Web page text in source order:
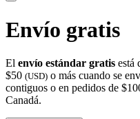
Envío gratis
El envío estándar gratis está
$50 (USD) o más cuando se
contiguos o en pedidos de
Canadá.